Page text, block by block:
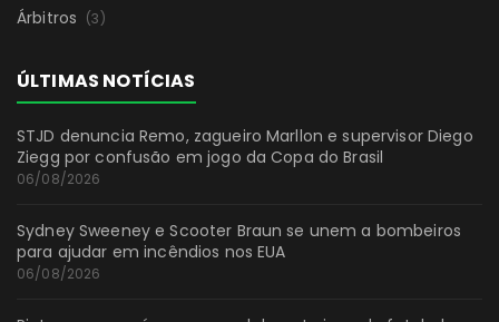
Árbitros (3)
ÚLTIMAS NOTÍCIAS
STJD denuncia Remo, zagueiro Marllon e supervisor Diego
Ziegg por confusão em jogo da Copa do Brasil
06/08/2026
Sydney Sweeney e Scooter Braun se unem a bombeiros
para ajudar em incêndios nos EUA
06/08/2026